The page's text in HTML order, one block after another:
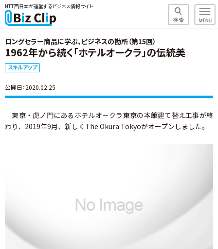
NTT西日本が運営するビジネス情報サイト
ロングセラー商品に学ぶ、ビジネスの勘所（第15回）
1962年から続く「ホテルオークラ」の伝統美
スキルアップ
公開日：2020.02.25
東京・虎ノ門にあるホテルオークラ東京の本館建て替え工事が終
わり、2019年9月、新しくThe Okura Tokyoがオープンしました。